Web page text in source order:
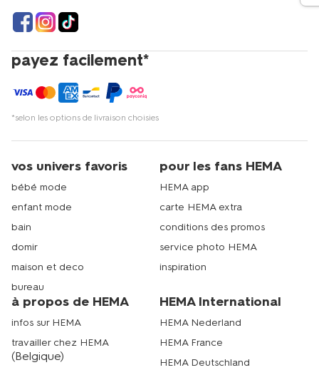
payez facilement*
*selon les options de livraison choisies
vos univers favoris
bébé mode
enfant mode
bain
domir
maison et deco
bureau
pour les fans HEMA
HEMA app
carte HEMA extra
conditions des promos
service photo HEMA
inspiration
à propos de HEMA
infos sur HEMA
travailler chez HEMA
(Belgique)
HEMA International
HEMA Nederland
HEMA France
HEMA Deutschland